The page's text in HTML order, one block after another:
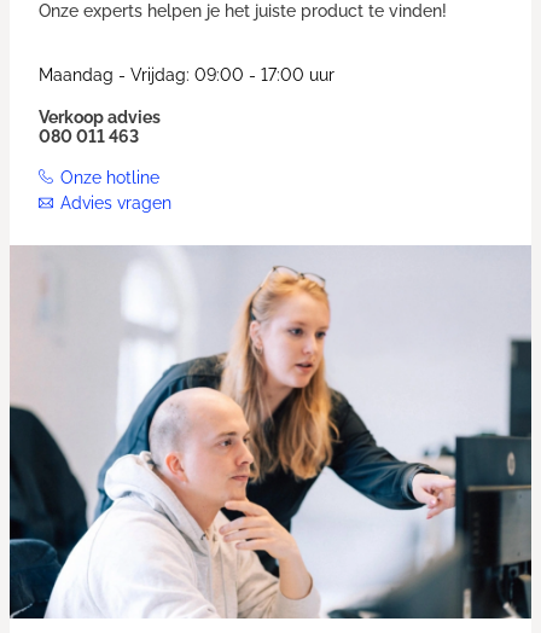
Onze experts helpen je het juiste product te vinden!
Maandag - Vrijdag: 09:00 - 17:00 uur
Verkoop advies
080 011 463
Onze hotline
Advies vragen